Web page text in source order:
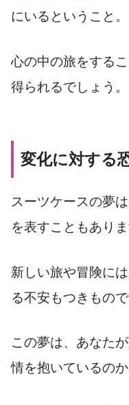
にいるということ。
心の中の旅をする
得られるでしょう。
変化に対する
スーツケースの夢
を表すこともありま
新しい旅や冒険に
る不安もつきもので
この夢は、あなた
情を抱いているの